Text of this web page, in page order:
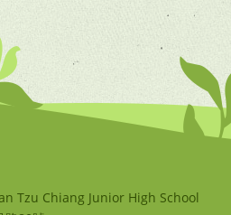
Tzu Chiang Junior High School